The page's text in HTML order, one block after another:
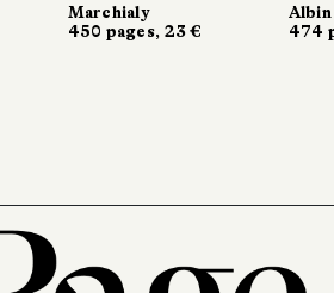
Marchialy
450 pages, 23 €
474